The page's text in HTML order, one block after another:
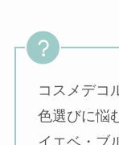
コスメデコ
色選びに悩